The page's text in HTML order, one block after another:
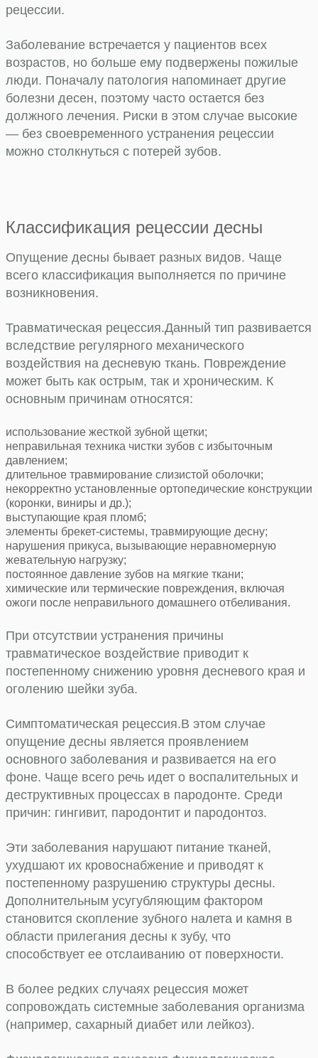
рецессии.
Заболевание встречается у пациентов всех
возрастов, но больше ему подвержены пожилые
люди. Поначалу патология напоминает другие
болезни десен, поэтому часто остается без
должного лечения. Риски в этом случае высокие
— без своевременного устранения рецессии
можно столкнуться с потерей зубов.
Классификация рецессии десны
Опущение десны бывает разных видов. Чаще
всего классификация выполняется по причине
возникновения.
Травматическая рецессия.Данный тип развивается
вследствие регулярного механического
воздействия на десневую ткань. Повреждение
может быть как острым, так и хроническим. К
основным причинам относятся:
использование жесткой зубной щетки;
неправильная техника чистки зубов с избыточным
давлением;
длительное травмирование слизистой оболочки;
некорректно установленные ортопедические конструкции
(коронки, виниры и др.);
выступающие края пломб;
элементы брекет-системы, травмирующие десну;
нарушения прикуса, вызывающие неравномерную
жевательную нагрузку;
постоянное давление зубов на мягкие ткани;
химические или термические повреждения, включая
ожоги после неправильного домашнего отбеливания.
При отсутствии устранения причины
травматическое воздействие приводит к
постепенному снижению уровня десневого края и
оголению шейки зуба.
Симптоматическая рецессия.В этом случае
опущение десны является проявлением
основного заболевания и развивается на его
фоне. Чаще всего речь идет о воспалительных и
деструктивных процессах в пародонте. Среди
причин: гингивит, пародонтит и пародонтоз.
Эти заболевания нарушают питание тканей,
ухудшают их кровоснабжение и приводят к
постепенному разрушению структуры десны.
Дополнительным усугубляющим фактором
становится скопление зубного налета и камня в
области прилегания десны к зубу, что
способствует ее отслаиванию от поверхности.
В более редких случаях рецессия может
сопровождать системные заболевания организма
(например, сахарный диабет или лейкоз).